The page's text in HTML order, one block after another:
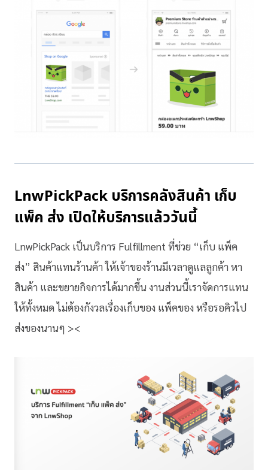
LnwPickPack บริการคลังสินค้า เก็บ
แพ็ค ส่ง เปิดให้บริการแล้ววันนี้
LnwPickPack เป็นบริการ Fulfillment ที่ช่วย “เก็บ แพ็ค
ส่ง” สินค้าแทนร้านค้า ให้เจ้าของร้านมีเวลาดูแลลูกค้า หา
สินค้า และขยายกิจการได้มากขึ้น งานส่วนนี้เราจัดการแทน
ให้ทั้งหมด ไม่ต้องกังวลเรื่องเก็บของ แพ็คของ หรือรอคิวไป
ส่งของนานๆ ><